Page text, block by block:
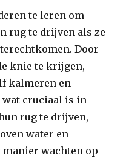
te leren om
rug te drijven als ze
Door
knie te krijgen,
kalmeren en
cruciaal is in
rug te drijven,
water en
wachten op